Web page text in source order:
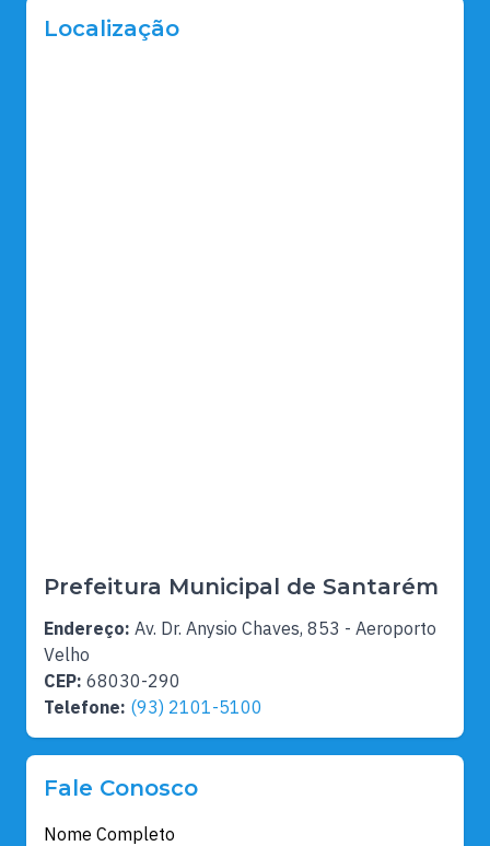
Localização
Prefeitura Municipal de Santarém
Endereço: Av. Dr. Anysio Chaves, 853 - Aeroporto
Velho
CEP: 68030-290
Telefone: (93) 2101-5100
Fale Conosco
Nome Completo